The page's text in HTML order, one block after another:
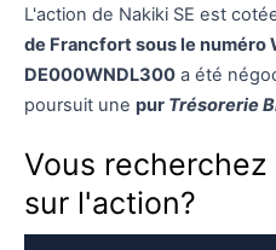
L'action de Nakiki SE est
de Francfort sous le numéro
DE000WNDL300 a été
poursuit une pur Trésorerie
Vous
sur l'action?